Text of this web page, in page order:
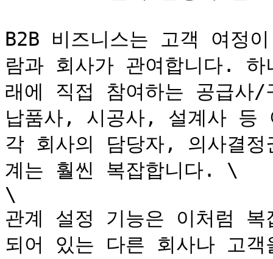
B2B 비즈니스는 고객 여정
람과 회사가 관여합니다. 하
래에 직접 참여하는 공급
납품사, 시공사, 설계사 등
각 회사의 담당자, 의사결
계는 훨씬 복잡합니다. \
\
관계 설정 기능은 이처럼
되어 있는 다른 회사나 고